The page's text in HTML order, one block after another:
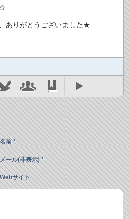
ありがとうございました★
名前 *
メール(非表示) *
Webサイト